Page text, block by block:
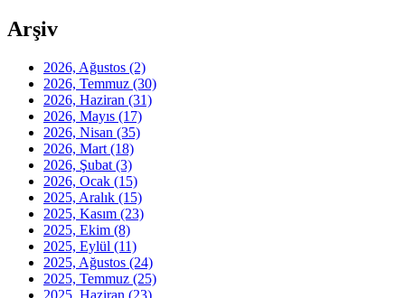
Arşiv
2026, Ağustos (2)
2026, Temmuz (30)
2026, Haziran (31)
2026, Mayıs (17)
2026, Nisan (35)
2026, Mart (18)
2026, Şubat (3)
2026, Ocak (15)
2025, Aralık (15)
2025, Kasım (23)
2025, Ekim (8)
2025, Eylül (11)
2025, Ağustos (24)
2025, Temmuz (25)
2025, Haziran (23)